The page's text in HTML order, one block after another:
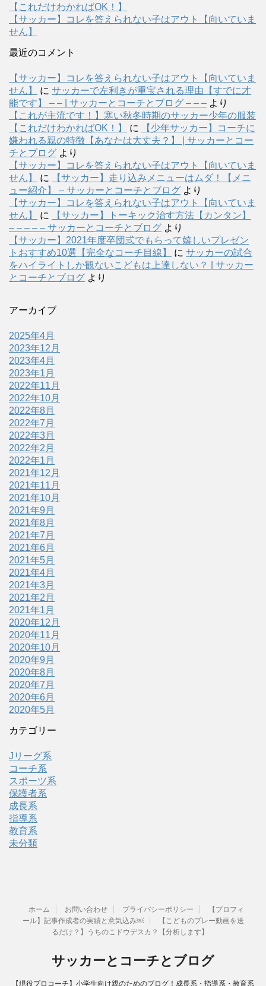
【これだけわかればOK！】
【サッカー】コレを答えられない子はアウト【向いていま
せん】
最近のコメント
【サッカー】コレを答えられない子はアウト【向いていま
せん】
に サッカーで左利きが重宝される理由【すでに才
能です】 – – | サッカーとコーチとブログ – – – より
【これが主流です！】寒い秋冬時期のサッカー少年の服装
【これだけわかればOK！】
に
【少年サッカー】コーチに
嫌われる親の特徴【あなたは大丈夫？】 | サッカーとコー
チとブログ より
【サッカー】コレを答えられない子はアウト【向いていま
せん】
に
【サッカー】走り込みメニューはムダ！【メニ
ュー紹介】 – サッカーとコーチとブログ より
【サッカー】コレを答えられない子はアウト【向いていま
せん】
に
【サッカー】トーキック治す方法【カンタン】
– – – – – サッカーとコーチとブログ より
【サッカー】2021年度卒団式でもらって嬉しいプレゼン
トおすすめ10選【完全なコーチ目線】
に サッカーの試合
をハイライトしか観ないこどもは上達しない？ | サッカー
とコーチとブログ より
アーカイブ
2025年4月
2023年12月
2023年4月
2023年1月
2022年11月
2022年10月
2022年8月
2022年7月
2022年3月
2022年2月
2022年1月
2021年12月
2021年11月
2021年10月
2021年9月
2021年8月
2021年7月
2021年6月
2021年5月
2021年4月
2021年3月
2021年2月
2021年1月
2020年12月
2020年11月
2020年10月
2020年9月
2020年8月
2020年7月
2020年6月
2020年5月
カテゴリー
Jリーグ系
コーチ系
スポーツ系
保護者系
成長系
指導系
教育系
未分類
ホーム お問い合わせ プライバシーポリシー
【プロフィ
ール】記事作成者の実績と意気込み￼
【こどものプレー動画を送
るだけ？】うちのこドウデスカ？【分析します】
サッカーとコーチとブログ
【現役プロコーチ】小学生向け親のためのブログ！成長系・指導系・教育系